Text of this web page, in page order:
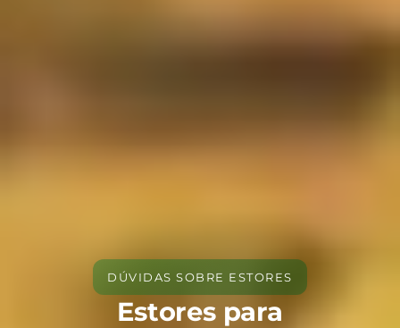
DÚVIDAS SOBRE ESTORES
Estores para